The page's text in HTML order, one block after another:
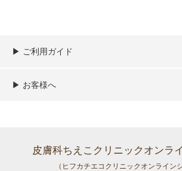
▶︎ ご利用ガイド
ご利用ガイド
決済／配送／送料について
取り扱い商品一覧
顧客情報の取扱について
特定商取引法の表記
▶︎ お客様へ
皮膚科ちえこクリニックオンラ
（ヒフカチエコクリニックオンライン